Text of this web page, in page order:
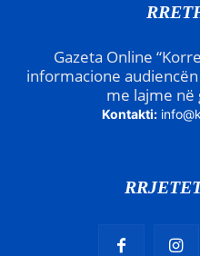
Gazeta Online
informacione
me lajme në
Kontakti: